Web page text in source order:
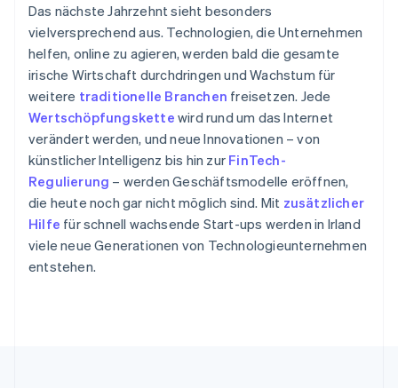
Das nächste Jahrzehnt sieht besonders
vielversprechend aus. Technologien, die Unternehmen
helfen, online zu agieren, werden bald die gesamte
irische Wirtschaft durchdringen und Wachstum für
weitere traditionelle Branchen freisetzen. Jede
Wertschöpfungskette wird rund um das Internet
verändert werden, und neue Innovationen – von
künstlicher Intelligenz bis hin zur FinTech-
Regulierung – werden Geschäftsmodelle eröffnen,
die heute noch gar nicht möglich sind. Mit zusätzlicher
Hilfe für schnell wachsende Start-ups werden in Irland
viele neue Generationen von Technologieunternehmen
entstehen.
Slowakei
English
Slowenien
EnglishItaliano
Sonderverwaltungsregion Hongkong,
China
English 简体中文
Spanien
EspañolEnglish
Thailand
ไทยEnglish
Tschechische Republik
English
Ungarn
English